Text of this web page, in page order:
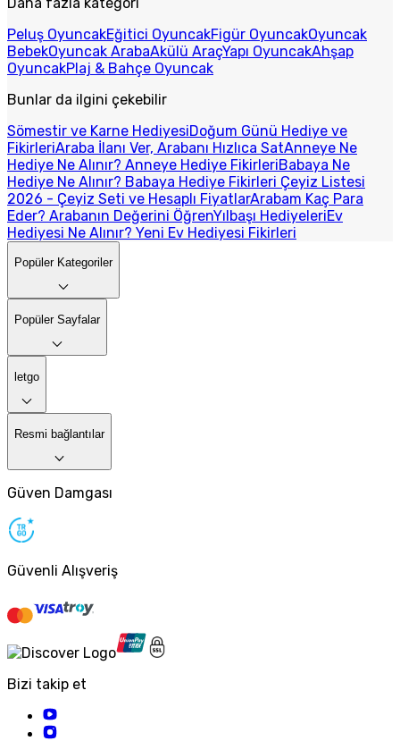
Peluş OyuncakEğitici OyuncakFigür OyuncakOyuncak
BebekOyuncak ArabaAkülü AraçYapı OyuncakAhşap
OyuncakPlaj & Bahçe Oyuncak
Bunlar da ilgini çekebilir
Sömestir ve Karne HediyesiDoğum Günü Hediye ve
FikirleriAraba İlanı Ver, Arabanı Hızlıca SatAnneye Ne
Hediye Ne Alınır? Anneye Hediye FikirleriBabaya Ne
Hediye Ne Alınır? Babaya Hediye Fikirleri Çeyiz Listesi
2026 - Çeyiz Seti ve Hesaplı FiyatlarArabam Kaç Para
Eder? Arabanın Değerini ÖğrenYılbaşı HediyeleriEv
Hediyesi Ne Alınır? Yeni Ev Hediyesi Fikirleri
Popüler Kategoriler
Popüler Sayfalar
letgo
Resmi bağlantılar
Güven Damgası
Güvenli Alışveriş
Bizi takip et